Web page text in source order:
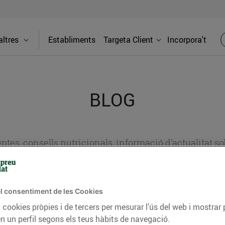
Establiments Targeta Client Incorpora't
BLOG
consells nutricionals, informació d’actualitat
CONSELLS I HÀBITS SALUDABLES ENERGIA
consentiment de les Cookies
pròpies i de tercers per mesurar l’ús del web i
un perfil segons els teus hàbits de navegació.